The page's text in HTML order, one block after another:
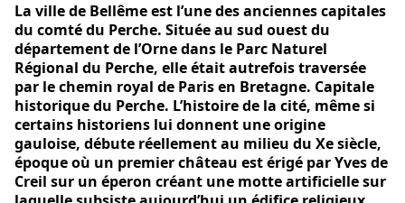
La ville de Bellême est l’une des anciennes capitales
du comté du Perche. Située au sud ouest du
département de l’Orne dans le Parc Naturel
Régional du Perche, elle était autrefois traversée
par le chemin royal de Paris en Bretagne. Capitale
historique du Perche. L’histoire de la cité, même si
certains historiens lui donnent une origine
gauloise, débute réellement au milieu du Xe siècle,
époque où un premier château est érigé par Yves de
Creil sur un éperon créant une motte artificielle sur